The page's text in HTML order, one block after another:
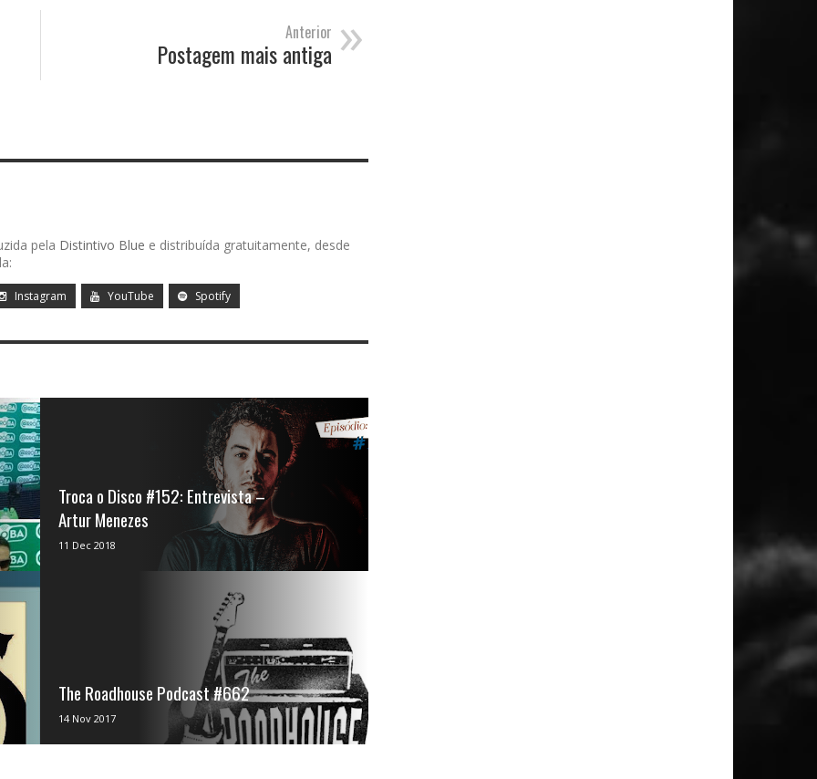
»
Anterior
Postagem mais antiga
pela Distintivo Blue e distribuída gratuitamente, desde
Instagram YouTube Spotify
Troca o Disco #152: Entrevista –
Artur Menezes
Neste episódio João Paulo , Henrique
Machado e Bruno Hiago batem ...
11 Dec 2018
The Roadhouse Podcast #662
Produzido e apresentado por Tony
Steidler-Dennison direto de Iowa City, EUA,
o Roadhous...
14 Nov 2017